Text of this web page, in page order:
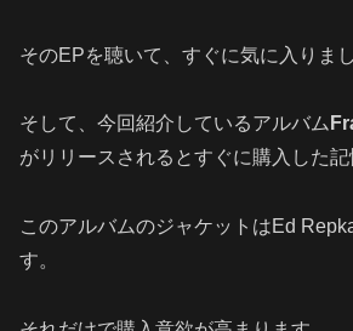
そのEPを聴いて、すぐに気に入りまし
そして、今回紹介しているアルバム
がリリースされるとすぐに購入した記
このアルバムのジャケットはEd
す。